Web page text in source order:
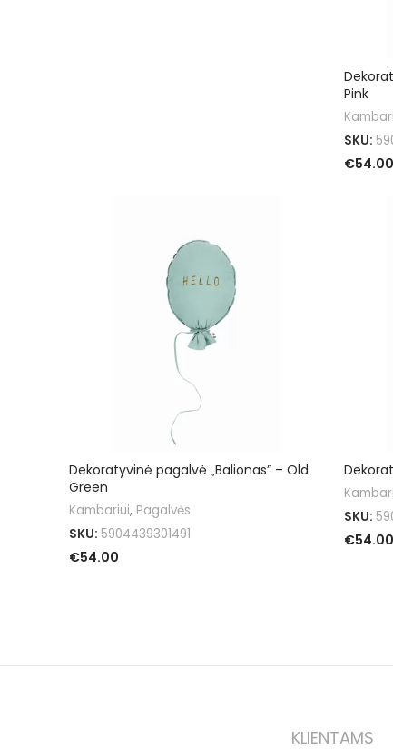
Pink
SKU:
€54.00
Dekoratyvinė pagalvė „Balionas” – Old
Green
Kambariui, Pagalvės
SKU: 5904439301491
€54.00
SKU:
€54.00
KLIENTAMS